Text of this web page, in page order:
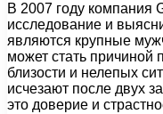
В 2007 году компания
исследование и
являются крупные
может стать
близости и нелепых
исчезают после двух
это доверие и